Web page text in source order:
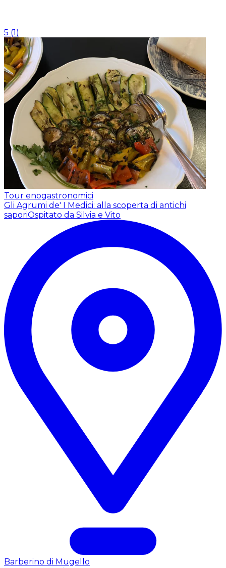
5 (1)
Tour enogastronomici
Gli Agrumi de' I Medici: alla scoperta di antichi
saporiOspitato da Silvia e Vito
Barberino di Mugello